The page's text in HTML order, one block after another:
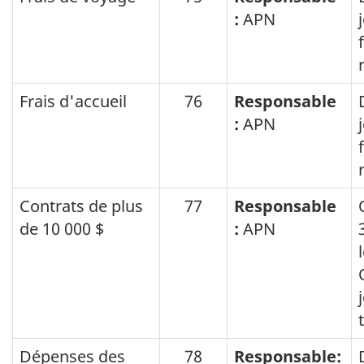
: APN
Frais d'accueil
76
Responsable
: APN
Contrats de plus
de 10 000 $
77
Responsable
: APN
Dépenses des
78 Responsable: